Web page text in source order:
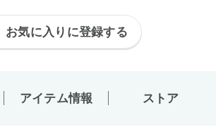
お気に入りに登録する
アイテム情報 ストア